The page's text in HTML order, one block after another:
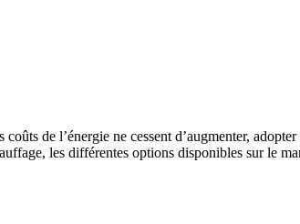
de l’énergie ne cessent d’augmenter,
les différentes options disponibles sur le